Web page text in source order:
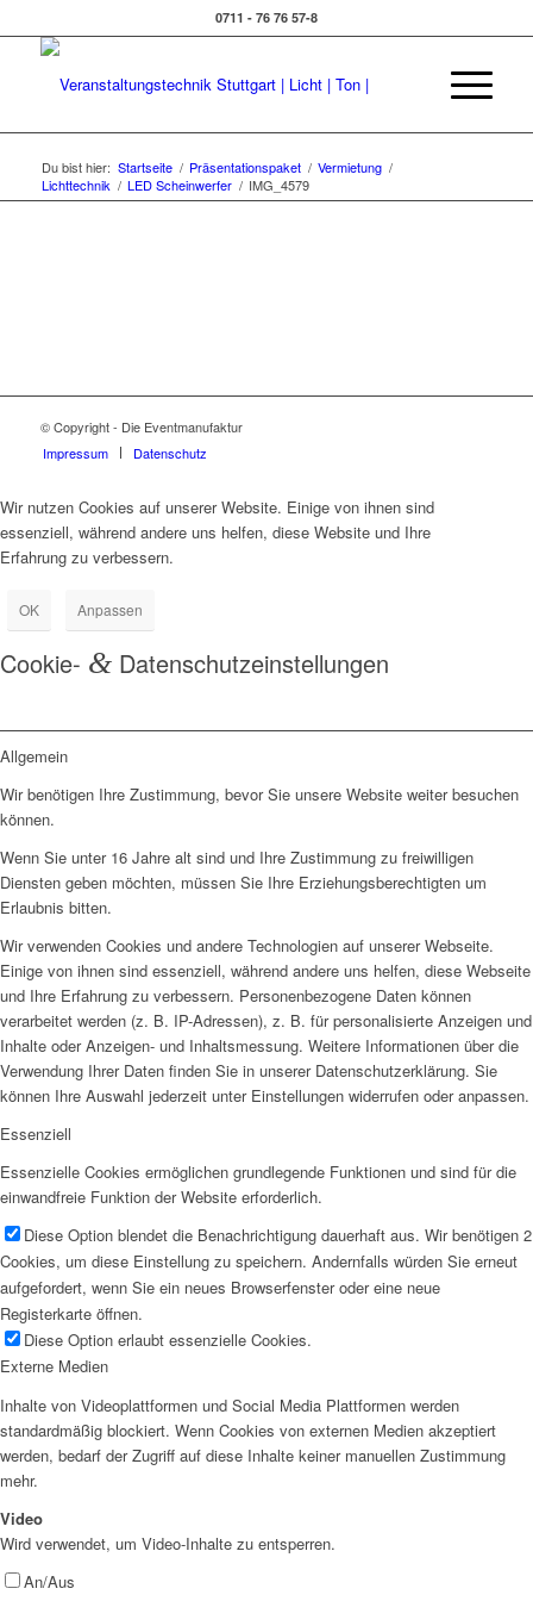
0711 - 76 76 57-8
Du bist hier: Startseite / Präsentationspaket / Vermietung /
Lichttechnik / LED Scheinwerfer / IMG_4579
© Copyright - Die Eventmanufaktur
Impressum
Datenschutz
Wir nutzen Cookies auf unserer Website. Einige von ihnen sind
essenziell, während andere uns helfen, diese Website und Ihre
Erfahrung zu verbessern.
OK Anpassen
Cookie- & Datenschutzeinstellungen
Allgemein
Wir benötigen Ihre Zustimmung, bevor Sie unsere Website weiter besuchen
können.
Wenn Sie unter 16 Jahre alt sind und Ihre Zustimmung zu freiwilligen
Diensten geben möchten, müssen Sie Ihre Erziehungsberechtigten um
Erlaubnis bitten.
Wir verwenden Cookies und andere Technologien auf unserer Webseite.
Einige von ihnen sind essenziell, während andere uns helfen, diese Webseite
und Ihre Erfahrung zu verbessern. Personenbezogene Daten können
verarbeitet werden (z. B. IP-Adressen), z. B. für personalisierte Anzeigen und
Inhalte oder Anzeigen- und Inhaltsmessung. Weitere Informationen über die
Verwendung Ihrer Daten finden Sie in unserer Datenschutzerklärung. Sie
können Ihre Auswahl jederzeit unter Einstellungen widerrufen oder anpassen.
Essenziell
Essenzielle Cookies ermöglichen grundlegende Funktionen und sind für die
einwandfreie Funktion der Website erforderlich.
Diese Option blendet die Benachrichtigung dauerhaft aus. Wir benötigen 2
Cookies, um diese Einstellung zu speichern. Andernfalls würden Sie erneut
aufgefordert, wenn Sie ein neues Browserfenster oder eine neue
Registerkarte öffnen.
Diese Option erlaubt essenzielle Cookies.
Externe Medien
Inhalte von Videoplattformen und Social Media Plattformen werden
standardmäßig blockiert. Wenn Cookies von externen Medien akzeptiert
werden, bedarf der Zugriff auf diese Inhalte keiner manuellen Zustimmung
mehr.
Video
Wird verwendet, um Video-Inhalte zu entsperren.
An/Aus